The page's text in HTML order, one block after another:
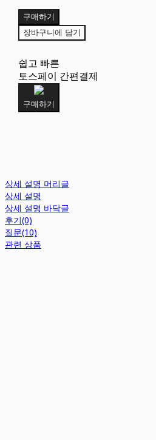
구매하기
장바구니에 담기
쉽고 빠른
토스페이 간편결제
구매하기
상세 설명 머리글
상세 설명
상세 설명 바닥글
후기(0)
질문(10)
관련 상품